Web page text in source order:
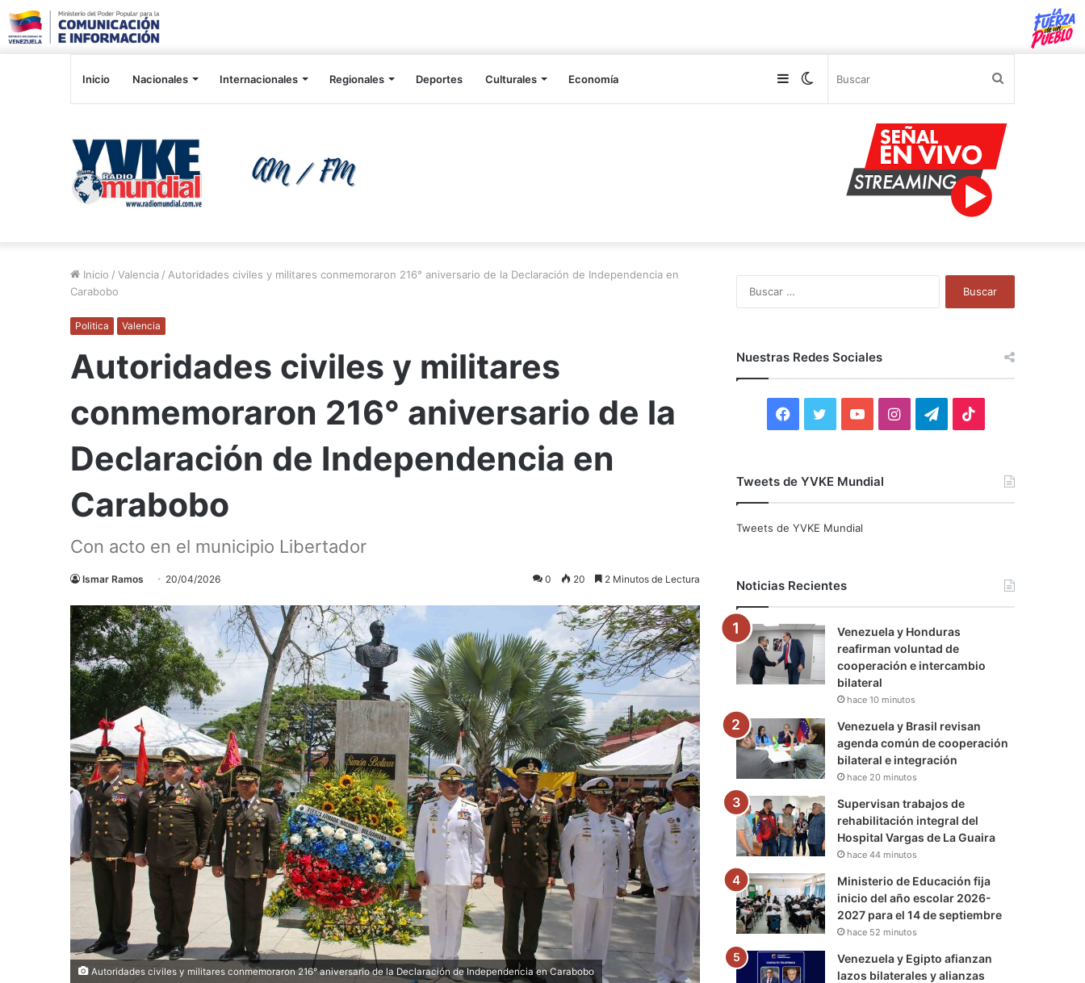
Inicio Nacionales Internacionales Regionales Deportes Culturales Economía Switch
Sidebar
Inicio / Valencia / Autoridades civiles y militares conmemoraron 216° aniversario de la Declaración de Independencia en
Carabobo
Politica Valencia
Autoridades civiles y militares
conmemoraron 216° aniversario de la
Declaración de Independencia en
Carabobo
Con acto en el municipio Libertador
Ismar Ramos 20/04/2026 0 20 2 Minutos de Lectura
Autoridades civiles y militares conmemoraron 216° aniversario de la Declaración de Independencia en Carabobo
Nuestras Redes Sociales
F
c
o
k
i
r
Y
u
e
I
r
a
m
T
a
m
Tweets de YVKE Mundial
Tweets de YVKE Mundial
Noticias Recientes
Venezuela y Honduras
reafirman voluntad de
cooperación e intercambio
bilateral
hace 10 minutos
Venezuela y Brasil revisan
agenda común de cooperación
bilateral e integración
hace 20 minutos
Supervisan trabajos de
rehabilitación integral del
Hospital Vargas de La Guaira
hace 44 minutos
Ministerio de Educación fija
inicio del año escolar 2026-
2027 para el 14 de septiembre
hace 52 minutos
Venezuela y Egipto afianzan
lazos bilaterales y alianzas